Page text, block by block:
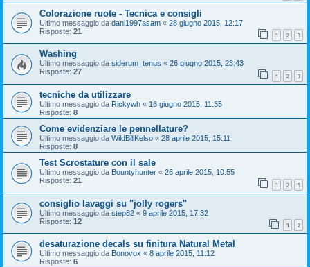
Colorazione ruote - Tecnica e consigli
Ultimo messaggio da dani1997asam « 28 giugno 2015, 12:17
Risposte: 21 1 2 3
Washing
Ultimo messaggio da siderum_tenus « 26 giugno 2015, 23:43
Risposte: 27 1 2 3
tecniche da utilizzare
Ultimo messaggio da Rickywh « 16 giugno 2015, 11:35
Risposte: 8
Come evidenziare le pennellature?
Ultimo messaggio da WildBillKelso « 28 aprile 2015, 15:11
Risposte: 8
Test Scrostature con il sale
Ultimo messaggio da Bountyhunter « 26 aprile 2015, 10:55
Risposte: 21 1 2 3
consiglio lavaggi su "jolly rogers"
Ultimo messaggio da step82 « 9 aprile 2015, 17:32
Risposte: 12 1 2
desaturazione decals su finitura Natural Metal
Ultimo messaggio da Bonovox « 8 aprile 2015, 11:12
Risposte: 6